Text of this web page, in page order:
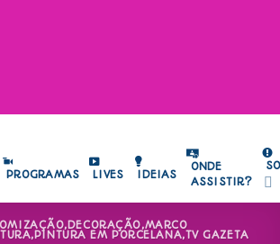
PROGRAMAS LIVES IDEIAS
ONDE
ASSISTIR?
,DECORAÇÃO,MARCO
, PINTURA EM PORCELANA,TV GAZETA